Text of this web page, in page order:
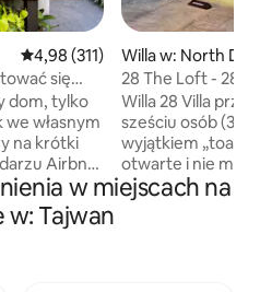
Średnia ocena: 4,98 na 5, liczba
4,98 (311)
się
/ Legalny
osób /
/ Retro i
dom, tylko
we własnym
na krótki
zapytać
Willa w: North
28 The Loft - 28
niepalących)
Willa 28 Villa
sześciu osób (3
wyjątkiem
otwarte i nie ma
nie jesteś
pościelą, nie
w miejscach na
w: Tajwan